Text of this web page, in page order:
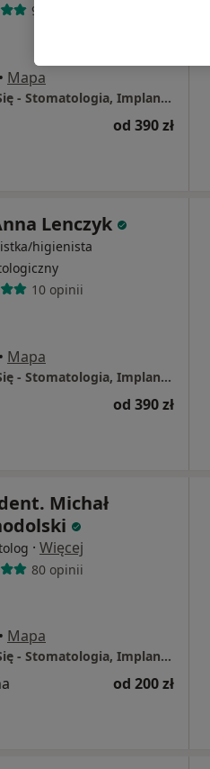
9 opinii
• Mapa
Centrum Uśmiechnij Mi Się - Stomatologia, Implantologia, Dentysta
od 390 zł
Lenczyk
higienista
10 opinii
• Mapa
Centrum Uśmiechnij Mi Się - Stomatologia, Implantologia, Dentysta
od 390 zł
Michał
· Więcej
80 opinii
• Mapa
Centrum Uśmiechnij Mi Się - Stomatologia, Implantologia, Dentysta
od 200 zł